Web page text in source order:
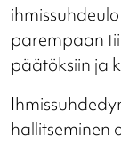
parempaan
päätöksiin ja
hallitseminen